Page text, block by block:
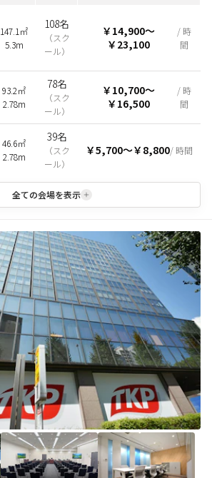
147.1㎡
5.3m
108名
（スク
ール）
￥14,900〜
￥23,100
/ 時
間
93.2㎡
2.78m
78名
（スク
ール）
￥10,700〜
￥16,500
/ 時
間
46.6㎡
2.78m
39名
（スク
ール）
￥5,700〜￥8,800/ 時間
全ての会場を表示